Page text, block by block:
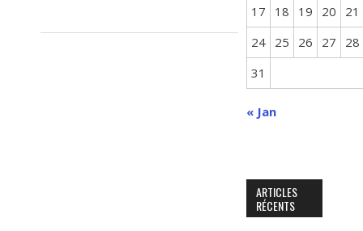
17
18 19 20
21
24 25 26 27
28
31
« Jan
ARTICLES
RÉCENTS